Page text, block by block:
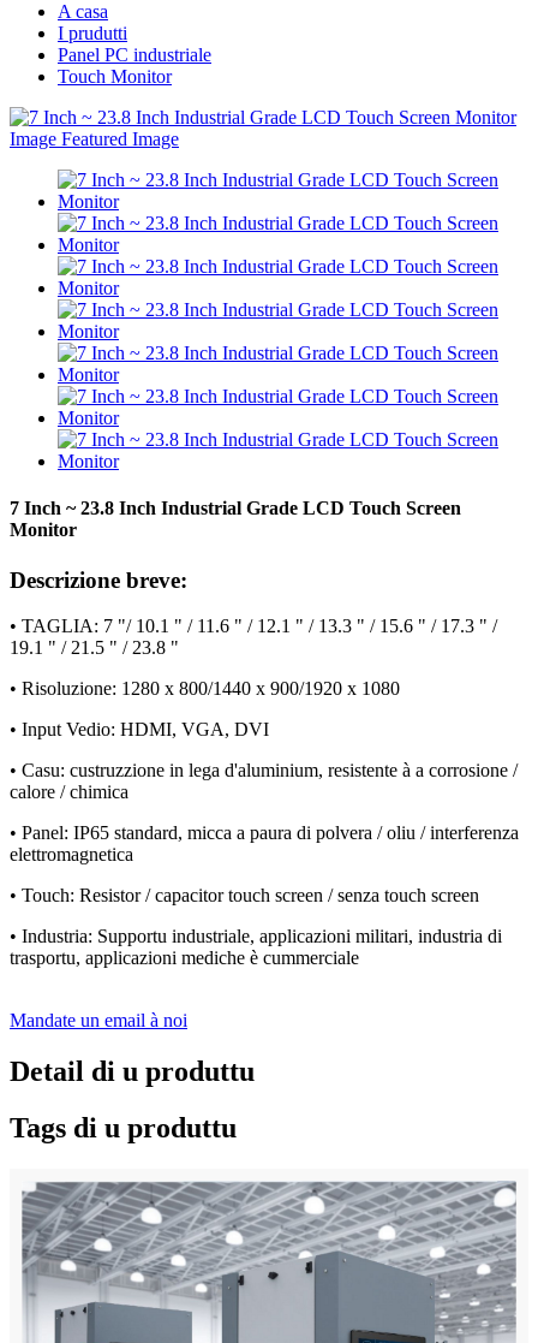
A casa
I prudutti
Panel PC industriale
Touch Monitor
7 Inch ~ 23.8 Inch Industrial Grade LCD Touch Screen
Monitor
Descrizione breve:
• TAGLIA: 7 "/ 10.1 " / 11.6 " / 12.1 " / 13.3 " / 15.6 " / 17.3 " /
19.1 " / 21.5 " / 23.8 "
• Risoluzione: 1280 x 800/1440 x 900/1920 x 1080
• Input Vedio: HDMI, VGA, DVI
• Casu: custruzzione in lega d'aluminium, resistente à a corrosione /
calore / chimica
• Panel: IP65 standard, micca a paura di polvera / oliu / interferenza
elettromagnetica
• Touch: Resistor / capacitor touch screen / senza touch screen
• Industria: Supportu industriale, applicazioni militari, industria di
trasportu, applicazioni mediche è cummerciale
Mandate un email à noi
Detail di u produttu
Tags di u produttu